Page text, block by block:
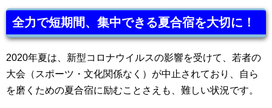
全力で短期間、集中できる夏合宿を大切に！
2020年夏は、新型コロナウイルスの影響を受けて、若者の
大会（スポーツ・文化関係なく）が中止されており、自ら
を磨くための夏合宿に励むことさえも、難しい状況です。